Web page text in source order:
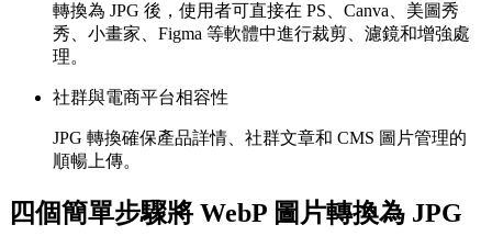
轉換為 JPG 後，使用者可直接在 PS、Canva、美圖秀
秀、小畫家、Figma 等軟體中進行裁剪、濾鏡和增強處
理。
社群與電商平台相容性
JPG 轉換確保產品詳情、社群文章和 CMS 圖片管理的
順暢上傳。
四個簡單步驟將 WebP 圖片轉換為 JPG